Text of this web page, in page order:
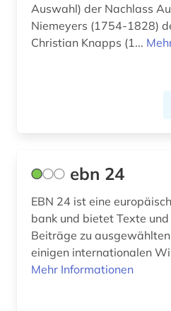
Auswahl) der Nachlass
Niemeyers (1754-1828)
Christian Knapps (1...
ebn 24
EBN 24 ist eine
bank und bietet Texte
Beiträge zu
einigen internationalen
Mehr Informationen